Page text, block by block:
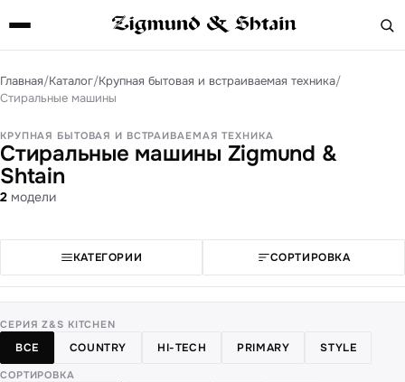
Главная/Каталог/Крупная бытовая и встраиваемая техника/
Стиральные машины
КРУПНАЯ БЫТОВАЯ И ВСТРАИВАЕМАЯ ТЕХНИКА
Стиральные машины Zigmund &
Shtain
2 модели
КАТЕГОРИИ СОРТИРОВКА
СЕРИЯ Z&S KITCHEN
ВСЕ COUNTRY HI-TECH PRIMARY STYLE
СОРТИРОВКА